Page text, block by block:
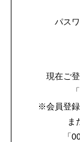
パス
現在ご
※会員登録
ま
「